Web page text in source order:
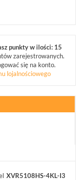
punkty w ilości: 15
zarejestrowanych.
się na konto.
lojalnościowego
XVR5108HS-4KL-I3